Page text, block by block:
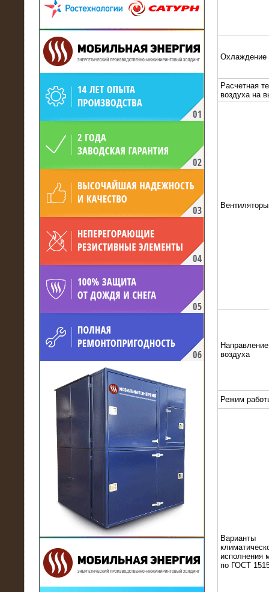
произведён высоковольтный
нагрузочный комплекс 24 МВт с
напряжением 6/10 кВ
15.04.2017
Нагрузочный комплекс 16 МВт с
21.03.2017
Комплектная трансформаторная
подстанция 6 МВА (морское
исполнение, IP56)
Охлаждение
Расчетная
воздуха на
Вентиляторы
воздуха
Режим
Варианты
исполнения
по ГОСТ